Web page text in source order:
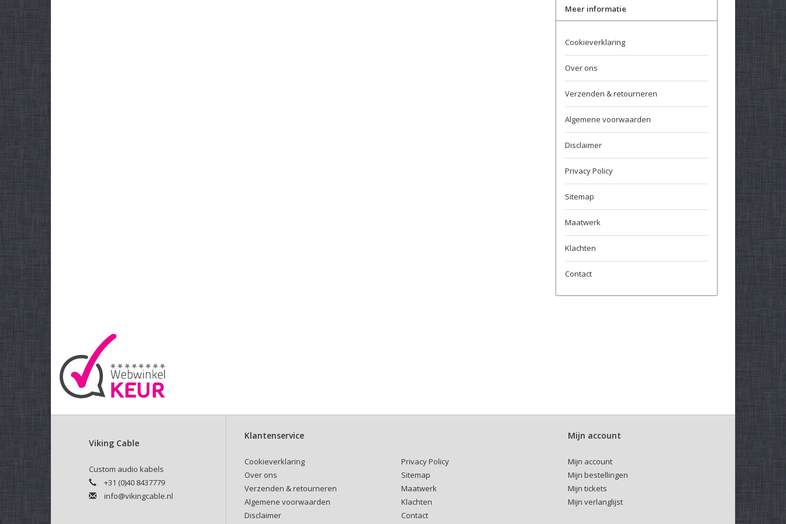
Meer informatie
Cookieverklaring
Over ons
Verzenden & retourneren
Algemene voorwaarden
Disclaimer
Privacy Policy
Sitemap
Maatwerk
Klachten
Contact
Viking Cable
Custom audio kabels
+31 (0)40 8437779
info@vikingcable.nl
Klantenservice
Cookieverklaring
Over ons
Verzenden & retourneren
Algemene voorwaarden
Disclaimer
Privacy Policy
Sitemap
Maatwerk
Klachten
Contact
Mijn account
Mijn account
Mijn bestellingen
Mijn tickets
Mijn verlanglijst